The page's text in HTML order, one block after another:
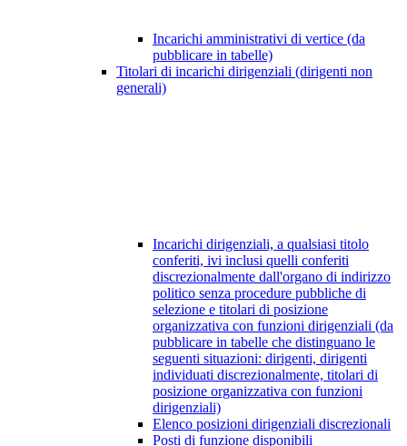
Incarichi amministrativi di vertice (da
pubblicare in tabelle)
Titolari di incarichi dirigenziali (dirigenti non
generali)
Incarichi dirigenziali, a qualsiasi titolo
conferiti, ivi inclusi quelli conferiti
discrezionalmente dall'organo di indirizzo
politico senza procedure pubbliche di
selezione e titolari di posizione
organizzativa con funzioni dirigenziali (da
pubblicare in tabelle che distinguano le
seguenti situazioni: dirigenti, dirigenti
individuati discrezionalmente, titolari di
posizione organizzativa con funzioni
dirigenziali)
Elenco posizioni dirigenziali discrezionali
Posti di funzione disponibili